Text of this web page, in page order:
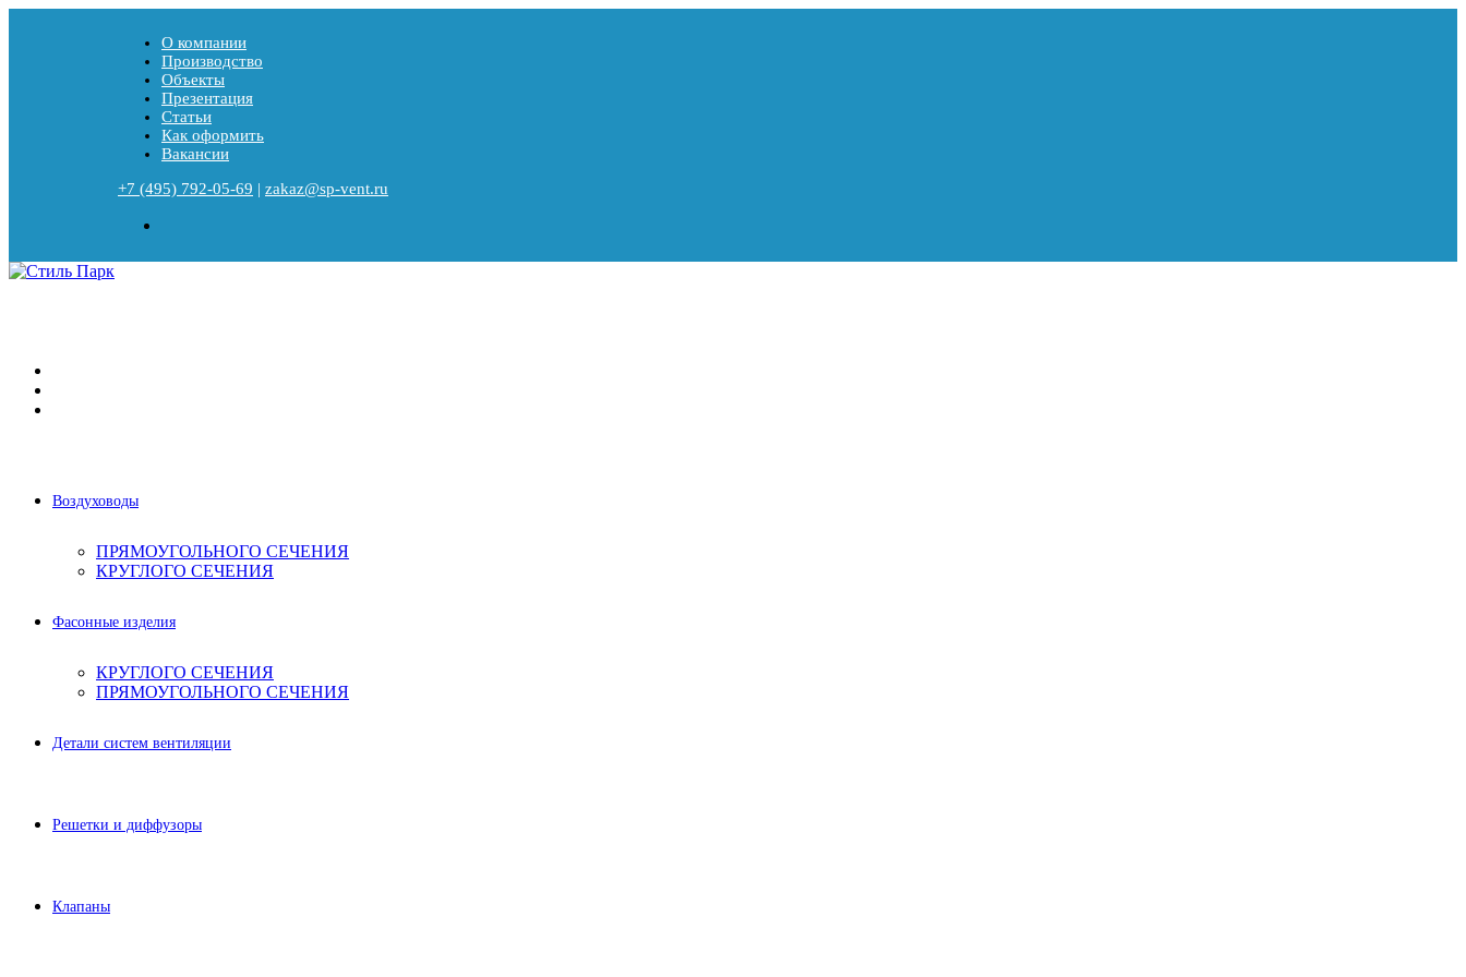
О компании
Производство
Объекты
Презентация
Статьи
Как оформить
Вакансии
+7 (495) 792-05-69 | zakaz@sp-vent.ru
Воздуховоды
ПРЯМОУГОЛЬНОГО СЕЧЕНИЯ
КРУГЛОГО СЕЧЕНИЯ
Фасонные изделия
КРУГЛОГО СЕЧЕНИЯ
ПРЯМОУГОЛЬНОГО СЕЧЕНИЯ
Детали систем вентиляции
Решетки и диффузоры
Клапаны